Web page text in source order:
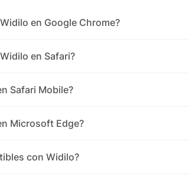
en Google Chrome?
en Safari?
Safari Mobile?
Microsoft Edge?
con Widilo?